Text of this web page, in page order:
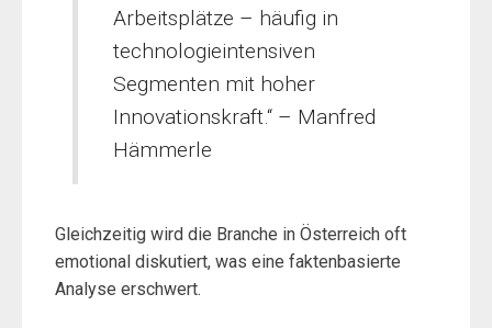
Arbeitsplätze – häufig in
technologieintensiven
Segmenten mit hoher
Innovationskraft.“ – Manfred
Hämmerle
Gleichzeitig wird die Branche in Österreich oft
emotional diskutiert, was eine faktenbasierte
Analyse erschwert.